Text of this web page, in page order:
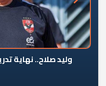
وليد صلاح.. نهاية